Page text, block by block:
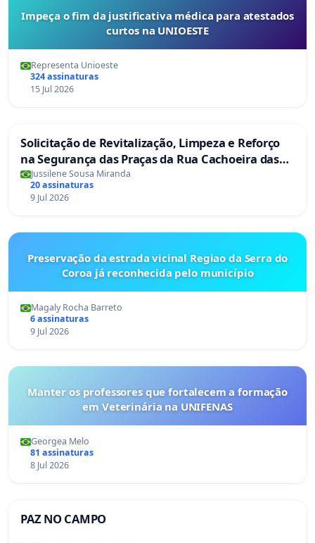
Impeça o fim da justificativa médica para atestados
curtos na UNIOESTE
Representa Unioeste
324 assinaturas
15 Jul 2026
Solicitação de Revitalização, Limpeza e Reforço
na Segurança das Praças da Rua Cachoeira das
Sete Ilhas
Jussilene Sousa Miranda
20 assinaturas
9 Jul 2026
Preservação da estrada vicinal Regiao da Serra do
Coroa já reconhecida pelo município
Magaly Rocha Barreto
6 assinaturas
9 Jul 2026
Manter os professores que fortalecem a formação
em Veterinária na UNIFENAS
Georgea Melo
81 assinaturas
8 Jul 2026
PAZ NO CAMPO